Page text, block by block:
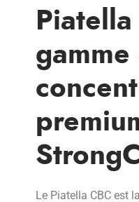
gamme
Le Piatella CBC est